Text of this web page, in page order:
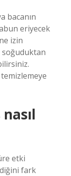
bacanın
eriyecek
izin
soğuduktan
etki
fark